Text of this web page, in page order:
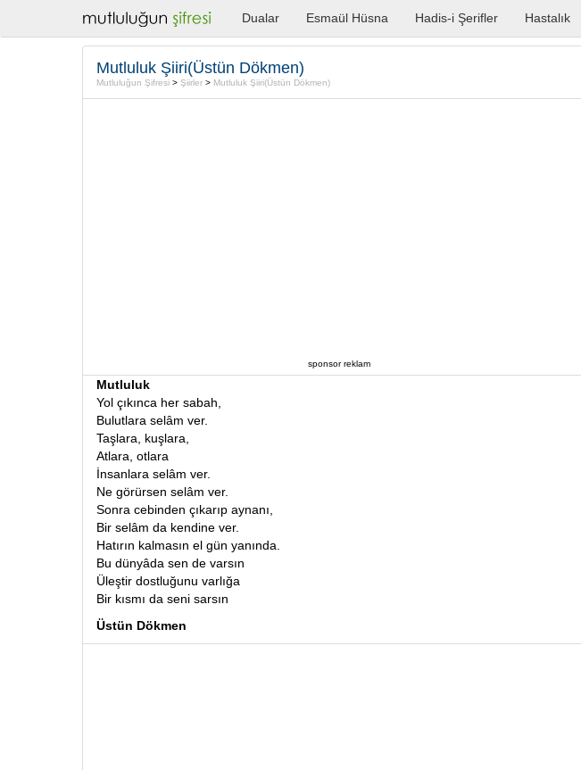
Dualar Esmaül Hüsna Hadis-i Şerifler Hastalık
Mutluluk Şiiri(Üstün Dökmen)
Mutluluğun Şifresi > Şiirler > Mutluluk Şiiri(Üstün Dökmen)
sponsor reklam
Mutluluk
Yol çıkınca her sabah,
Bulutlara selâm ver.
Taşlara, kuşlara,
Atlara, otlara
İnsanlara selâm ver.
Ne görürsen selâm ver.
Sonra cebinden çıkarıp aynanı,
Bir selâm da kendine ver.
Hatırın kalmasın el gün yanında.
Bu dünyâda sen de varsın
Üleştir dostluğunu varlığa
Bir kısmı da seni sarsın
Üstün Dökmen